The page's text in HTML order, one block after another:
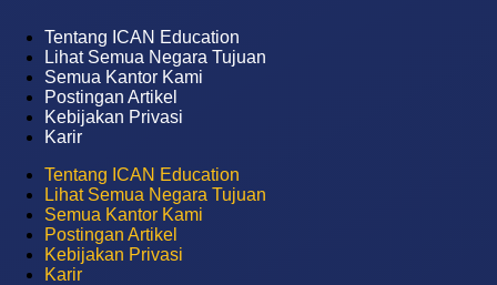
Tentang ICAN Education
Lihat Semua Negara Tujuan
Semua Kantor Kami
Postingan Artikel
Kebijakan Privasi
Karir
Tentang ICAN Education
Lihat Semua Negara Tujuan
Semua Kantor Kami
Postingan Artikel
Kebijakan Privasi
Karir